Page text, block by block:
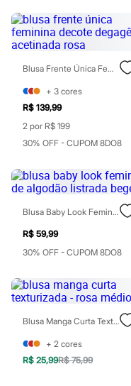
Payot
Rabanne
Real Techniques
Vizzela
Perfumes
Perfumes femininos
Perfumes infantis
Perfumes masculinos
Todos os produtos
Mindse7
Novidades
Calças
Casacos e Jaquetas
Saias
Shorts e Bermudas
T-shirt
Vestidos
Alfaiataria
Calçados
Guarda-roupa
Moda esportiva
Plus size
Special Basics
Calçados
Novidades
Blusa Frente Única Feminina Decote Degagê Acetinada Rosa
+ 3 cores
R$ 139,99
2 por R$ 199
30% OFF - CUPOM 8DO8
Blusa Baby Look Feminina De Algodão Listrada Bege
R$ 59,99
30% OFF - CUPOM 8DO8
Blusa Manga Curta Texturizada - Rosa Médio
+ 2 cores
R$ 25,99R$ 75,99